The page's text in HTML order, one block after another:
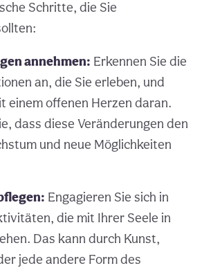
Schritte, die Sie
annehmen: Erkennen Sie die
an, die Sie erleben, und
einem offenen Herzen daran.
dass diese Veränderungen den
und neue Möglichkeiten
Engagieren Sie sich in
die mit Ihrer Seele in
Das kann durch Kunst,
jede andere Form des